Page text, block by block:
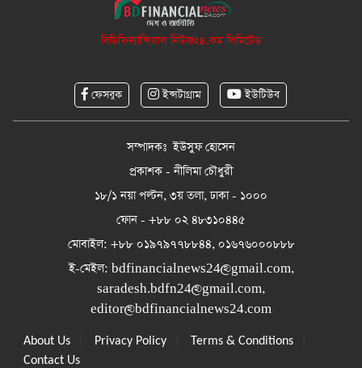
বিডিফিন্যান্সিয়াল নিউজ২৪.কম লিমিটেড
ফেসবুক ইন্সটাগ্রাম ইউটিউব
সম্পাদকঃ ইউসুফ হোসেন
প্রকাশক - নীলিমা চৌধুরী
১৮/১ নয়া পল্টন, ৩য় তলা, ঢাকা - ১০০০
ফোন - +৮৮ ০২ ৪৮৩১০৪৪৫
মোবাইল: +৮৮ ০১৯৭৯৭৭৮৮৪৪, ০১৬৭৬০০০৮৮৮
ই-মেইল: bdfinancialnews24@gmail.com,
saradesh.bdfn24@gmail.com,
editor@bdfinancialnews24.com
About Us Privacy Policy Terms & Conditions
Contact Us